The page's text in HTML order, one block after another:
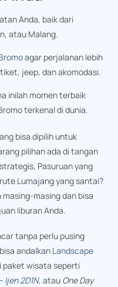
Anda, baik dari
atau Malang.
agar perjalanan lebih
jeep, dan akomodasi.
inilah momen terbaik
terkenal di dunia.
bisa dipilih untuk
pilihan ada di tangan
Pasuruan yang
Lumajang yang santai?
masing dan bisa
liburan Anda.
tanpa perlu pusing
andalkan Landscape
paket wisata seperti
Ijen 2D1N, atau One Day